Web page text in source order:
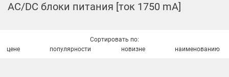
AC/DC блоки питания [ток 1750 mA]
Сортировать по:
цене
популярности новизне наименованию